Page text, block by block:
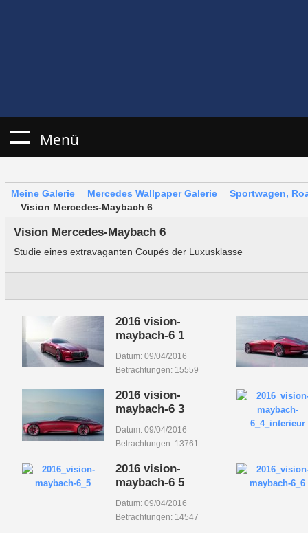
Menü
Meine Galerie Mercedes Wallpaper Galerie
Sportwagen,
Vision Mercedes-Maybach 6
Vision Mercedes-Maybach 6
Studie eines extravaganten Coupés der Luxusklasse
2016 vision-
maybach-6 1
Datum: 09/04/2016
Betrachtungen: 15559
2016 vision-
maybach-6 3
Datum: 09/04/2016
Betrachtungen: 13761
2016 vision-
maybach-6 5
Datum: 09/04/2016
Betrachtungen: 14547